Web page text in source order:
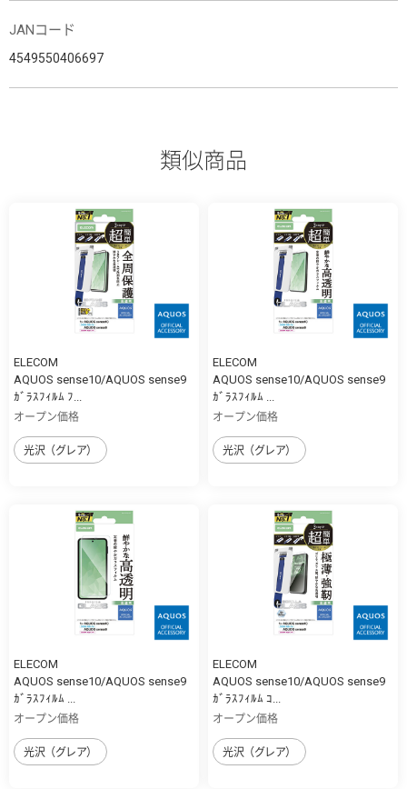
JANコード
4549550406697
類似商品
ELECOM
AQUOS sense10/AQUOS sense9
ｶﾞﾗｽﾌｨﾙﾑ ﾌ...
オープン価格
光沢（グレア）
ELECOM
AQUOS sense10/AQUOS sense9
ｶﾞﾗｽﾌｨﾙﾑ ...
オープン価格
光沢（グレア）
ELECOM
AQUOS sense10/AQUOS sense9
ｶﾞﾗｽﾌｨﾙﾑ ...
オープン価格
光沢（グレア）
ELECOM
AQUOS sense10/AQUOS sense9
ｶﾞﾗｽﾌｨﾙﾑ ｺ...
オープン価格
光沢（グレア）